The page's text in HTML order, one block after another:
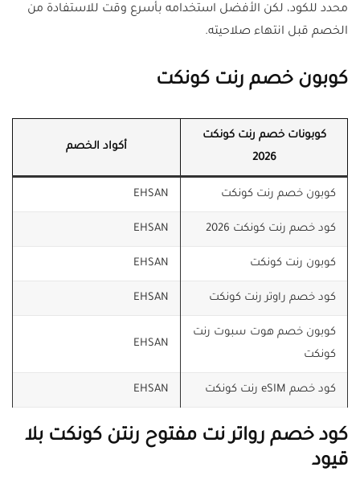
محدد للكود، لكن الأفضل استخدامه بأسرع وقت للاستفادة من
الخصم قبل انتهاء صلاحيته.
كوبون خصم رنت كونكت
كوبونات خصم رنت كونكت
2026
أكواد الخصم
كوبون خصم رنت كونكت EHSAN
كود خصم رنت كونكت 2026 EHSAN
كوبون رنت كونكت EHSAN
كود خصم راوتر رنت كونكت EHSAN
كوبون خصم هوت سبوت رنت
كونكت
EHSAN
كود خصم eSIM رنت كونكت EHSAN
كود خصم رواتر نت مفتوح رنتن كونكت بلا
قيود